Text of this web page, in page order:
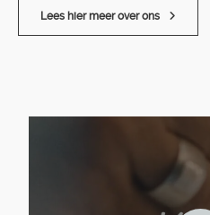
Lees hier meer over ons